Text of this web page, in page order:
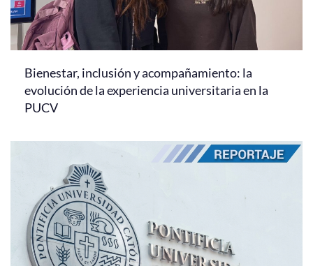
Bienestar, inclusión y acompañamiento: la
evolución de la experiencia universitaria en la
PUCV